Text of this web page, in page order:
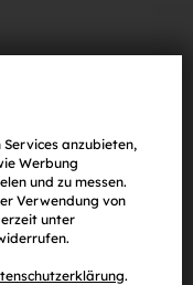
Services anzubieten,
Werbung
und zu messen.
Verwendung von
unter
.